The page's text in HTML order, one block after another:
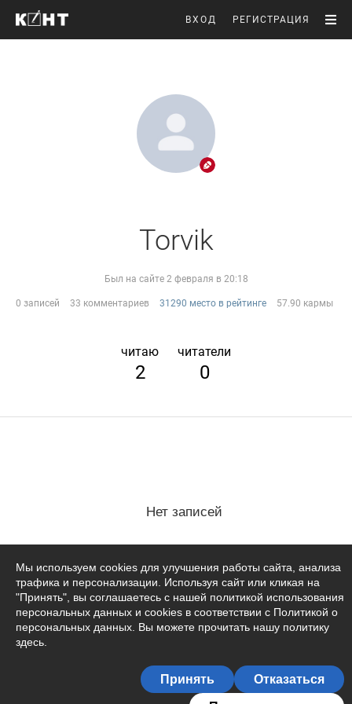
ВХОД РЕГИСТРАЦИЯ
Torvik
Был на сайте 2 февраля в 20:18
0 записей 33 комментариев 31290 место в рейтинге 57.90 кармы
читаю
2
читатели
0
Нет записей
Мы используем cookies для улучшения работы сайта, анализа
трафика и персонализации. Используя сайт или кликая на
"Принять", вы соглашаетесь с нашей политикой использования
персональных данных и cookies в соответствии с Политикой о
персональных данных. Вы можете прочитать нашу политику
здесь
Принять Отказаться